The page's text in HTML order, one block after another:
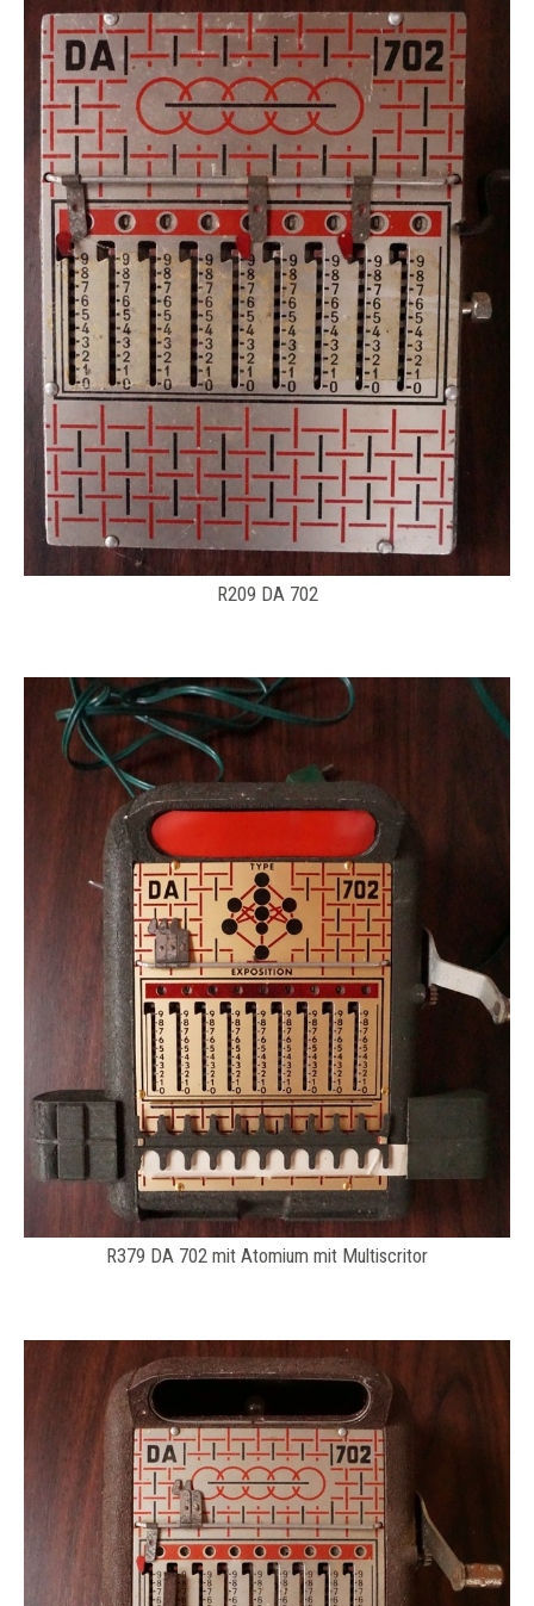
R209 DA 702
R379 DA 702 mit Atomium mit Multiscritor